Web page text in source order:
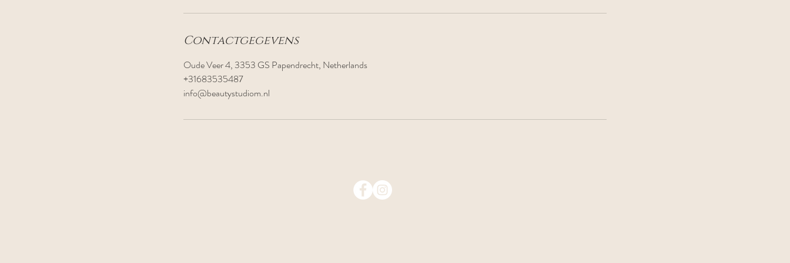
Contactgegevens
Oude Veer 4, 3353 GS Papendrecht, Netherlands
+31683535487
info@beautystudiom.nl